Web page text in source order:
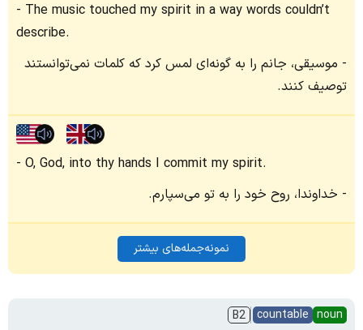
The music touched my spirit in a way words couldn’t
describe.
موسیقی، جانم را به گونه‌ای لمس کرد که کلمات نمی‌توانستند
توصیف کنند.
O, God, into thy hands I commit my spirit.
خداوندا، روح خود را به تو می‌سپارم.
نمونه‌جمله‌های بیشتر
noun
countable
B2